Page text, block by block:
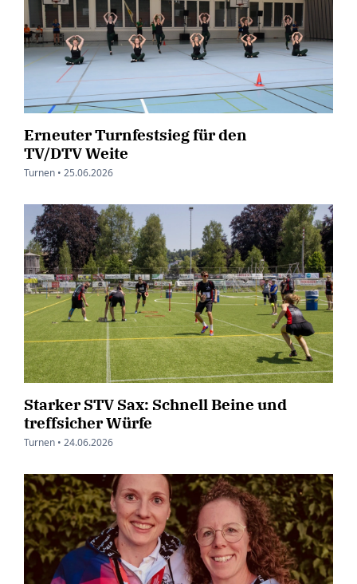
Erneuter Turnfestsieg für den
TV/DTV Weite
Turnen • 25.06.2026
Starker STV Sax: Schnell Beine und
treffsicher Würfe
Turnen • 24.06.2026